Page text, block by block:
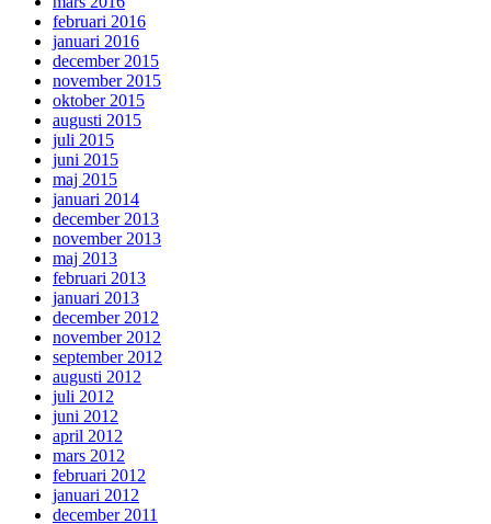
februari 2016
januari 2016
december 2015
november 2015
oktober 2015
augusti 2015
juli 2015
juni 2015
maj 2015
januari 2014
december 2013
november 2013
maj 2013
februari 2013
januari 2013
december 2012
november 2012
september 2012
augusti 2012
juli 2012
juni 2012
april 2012
mars 2012
februari 2012
januari 2012
december 2011